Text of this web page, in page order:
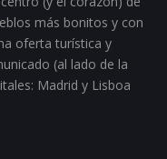
más bonitos y con
oferta turística y
(al lado de la
Madrid y Lisboa